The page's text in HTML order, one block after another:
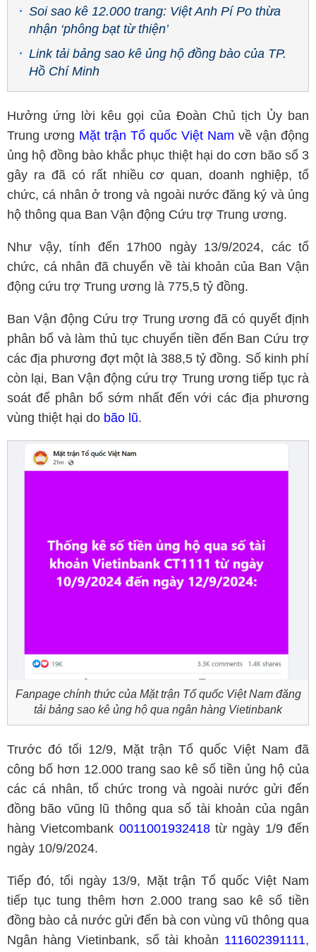
Soi sao kê 12.000 trang: Việt Anh Pí Po thừa
nhận ‘phông bạt từ thiện’
Link tải bảng sao kê ủng hộ đồng bào của TP.
Hồ Chí Minh
Hưởng ứng lời kêu gọi của Đoàn Chủ tịch Ủy ban
Trung ương Mặt trận Tổ quốc Việt Nam về vận động
ủng hộ đồng bào khắc phục thiệt hại do cơn bão số 3
gây ra đã có rất nhiều cơ quan, doanh nghiệp, tổ
chức, cá nhân ở trong và ngoài nước đăng ký và ủng
hộ thông qua Ban Vận động Cứu trợ Trung ương.
Như vậy, tính đến 17h00 ngày 13/9/2024, các tổ
chức, cá nhân đã chuyển về tài khoản của Ban Vận
động cứu trợ Trung ương là 775,5 tỷ đồng.
Ban Vận động Cứu trợ Trung ương đã có quyết định
phân bổ và làm thủ tục chuyển tiền đến Ban Cứu trợ
các địa phương đợt một là 388,5 tỷ đồng. Số kinh phí
còn lại, Ban Vận động cứu trợ Trung ương tiếp tục rà
soát để phân bổ sớm nhất đến với các địa phương
vùng thiệt hại do bão lũ.
Fanpage chính thức của Mặt trận Tổ quốc Việt Nam đăng
tải bảng sao kê ủng hộ qua ngân hàng Vietinbank
Trước đó tối 12/9, Mặt trận Tổ quốc Việt Nam đã
công bố hơn 12.000 trang sao kê số tiền ủng hộ của
các cá nhân, tổ chức trong và ngoài nước gửi đến
đồng bão vũng lũ thông qua số tài khoản của ngân
hàng Vietcombank 0011001932418từ ngày 1/9 đến
ngày 10/9/2024.
Tiếp đó, tối ngày 13/9, Mặt trận Tổ quốc Việt Nam
tiếp tục tung thêm hơn 2.000 trang sao kê số tiền
đồng bào cả nước gửi đến bà con vùng vũ thông qua
Ngân hàng Vietinbank, số tài khoản 111602391111,